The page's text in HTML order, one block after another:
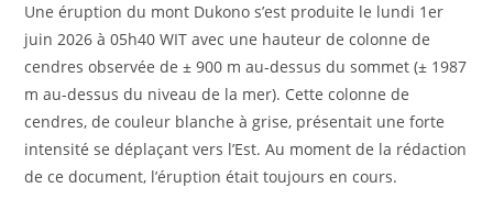
Une éruption du mont Dukono s’est produite le lundi 1er
juin 2026 à 05h40 WIT avec une hauteur de colonne de
cendres observée de ± 900 m au-dessus du sommet (± 1987
m au-dessus du niveau de la mer). Cette colonne de
cendres, de couleur blanche à grise, présentait une forte
intensité se déplaçant vers l’Est. Au moment de la rédaction
de ce document, l’éruption était toujours en cours.